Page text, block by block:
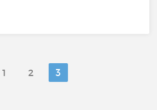
1 2 3